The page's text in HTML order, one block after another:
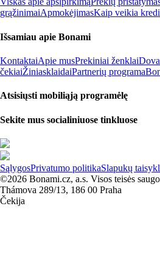
grąžinimaiApmokėjimasKaip veikia
Išsamiau apie Bonami
KontaktaiApie musPrekiniai ženklai
čekiaiŽiniasklaidaiPartnerių programa
Atsisiųsti mobiliąją programėlę
Sekite mus socialiniuose tinkluose
SąlygosPrivatumo politikaSlapukų
©2026 Bonami.cz, a.s. Visos teisės
Thámova 289/13, 186 00 Praha
Čekija